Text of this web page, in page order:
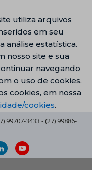
utiliza arquivos
em seu
análise estatística.
nosso site e sua
navegando
o uso de cookies.
cookies, em nossa
cookies.
99707-3433 - (27) 99886-